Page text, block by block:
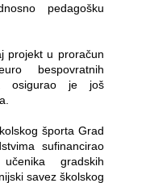
pedagošku
projekt u proračun
bespovratnih
osigurao je još
športa Grad
sufinancirao
gradskih
savez školskog